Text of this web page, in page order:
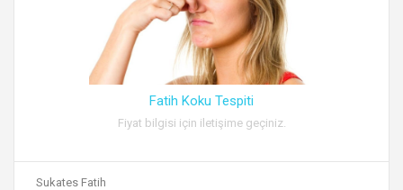
Fatih Koku Tespiti
Fiyat bilgisi için iletişime geçiniz.
Sukates Fatih